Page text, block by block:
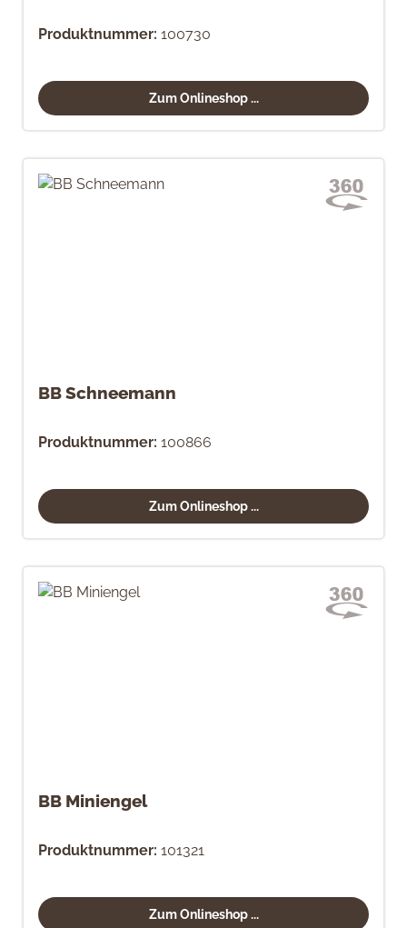
Produktnummer: 100730
Zum Onlineshop ...
BB Schneemann
Produktnummer: 100866
Zum Onlineshop ...
BB Miniengel
Produktnummer: 101321
Zum Onlineshop ...